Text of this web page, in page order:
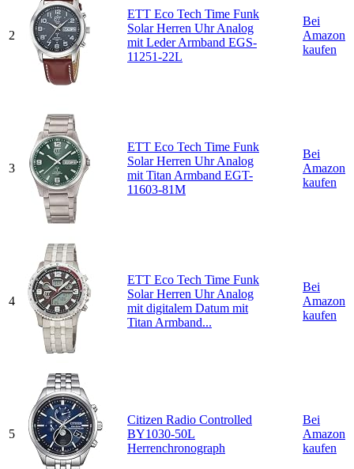
2
ETT Eco Tech Time Funk
Solar Herren Uhr Analog
mit Leder Armband EGS-
11251-22L
Bei
Amazon
kaufen
3
ETT Eco Tech Time Funk
Solar Herren Uhr Analog
mit Titan Armband EGT-
11603-81M
Bei
Amazon
kaufen
4
ETT Eco Tech Time Funk
Solar Herren Uhr Analog
mit digitalem Datum mit
Titan Armband...
Bei
Amazon
kaufen
5
Citizen Radio Controlled
BY1030-50L
Herrenchronograph
Bei
Amazon
kaufen